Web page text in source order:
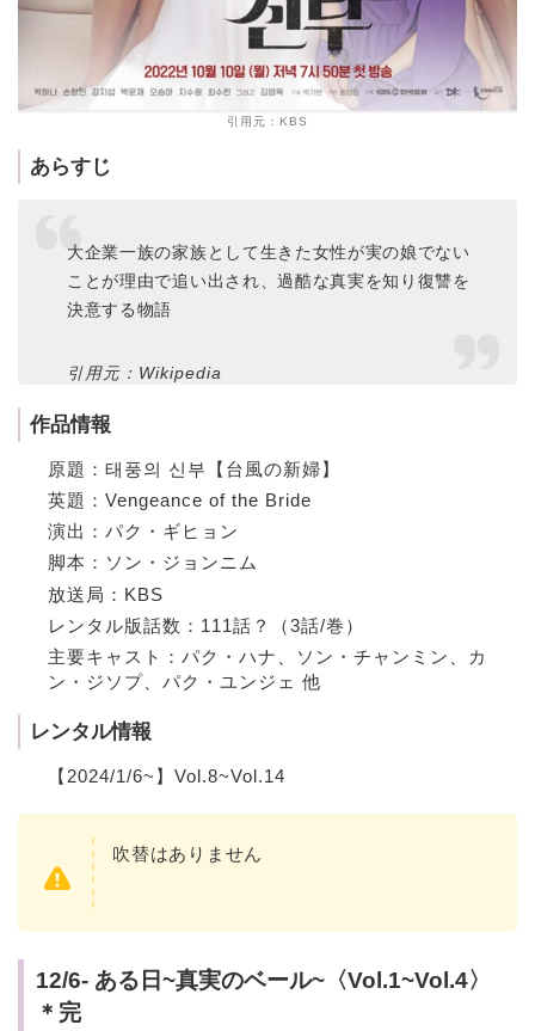
引用元：KBS
あらすじ
大企業一族の家族として生きた女性が実の娘でない
ことが理由で追い出され、過酷な真実を知り復讐を
決意する物語
引用元：Wikipedia
作品情報
原題：태풍의 신부【台風の新婦】
英題：Vengeance of the Bride
演出：パク・ギヒョン
脚本：ソン・ジョンニム
放送局：KBS
レンタル版話数：111話？（3話/巻）
主要キャスト：パク・ハナ、ソン・チャンミン、カ
ン・ジソプ、パク・ユンジェ 他
レンタル情報
【2024/1/6~】Vol.8~Vol.14
吹替はありません
12/6- ある日~真実のベール~〈Vol.1~Vol.4〉
＊完